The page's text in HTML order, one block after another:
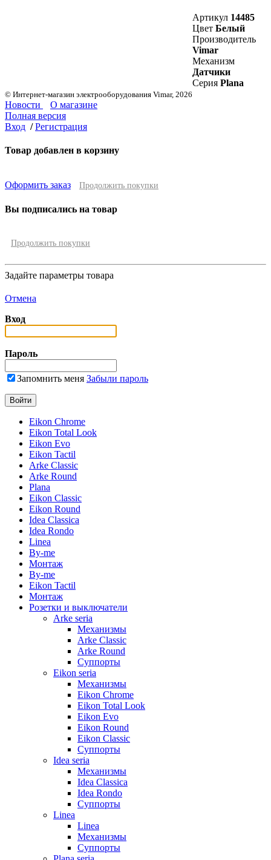
Артикул 14485
Цвет Белый
Производитель
Vimar
Механизм
Датчики
Серия Plana
© Интернет-магазин электрооборудования Vimar, 2026
Новости
О магазине
Полная версия
Вход / Регистрация
Товар добавлен в корзину
Оформить заказ Продолжить покупки
Вы подписались на товар
Продолжить покупки
Задайте параметры товара
Отмена
Вход
Пароль
Запомнить меня Забыли пароль
Eikon Chrome
Eikon Total Look
Eikon Evo
Eikon Tactil
Arke Classic
Arke Round
Plana
Eikon Classic
Eikon Round
Idea Classica
Idea Rondo
Linea
By-me
Монтаж
By-me
Eikon Tactil
Монтаж
Розетки и выключатели
Arke seria
Механизмы
Arke Classic
Arke Round
Суппорты
Eikon seria
Механизмы
Eikon Chrome
Eikon Total Look
Eikon Evo
Eikon Round
Eikon Classic
Суппорты
Idea seria
Механизмы
Idea Classica
Idea Rondo
Суппорты
Linea
Linea
Механизмы
Суппорты